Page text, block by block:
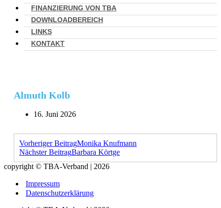
FINANZIERUNG VON TBA
DOWNLOADBEREICH
LINKS
KONTAKT
Almuth Kolb
16. Juni 2026
Vorheriger BeitragMonika Knufmann
Nächster BeitragBarbara Körtge
copyright © TBA-Verband | 2026
Impressum
Datenschutzerklärung